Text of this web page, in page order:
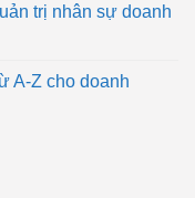
trị nhân sự doanh
A-Z cho doanh